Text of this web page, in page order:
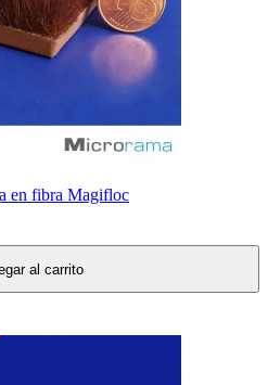
en fibra Magifloc
al carrito